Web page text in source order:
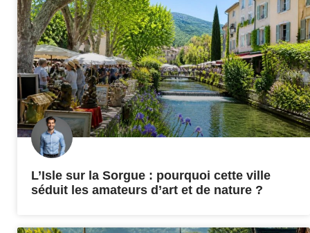
L’Isle sur la Sorgue : pourquoi cette ville
séduit les amateurs d’art et de nature ?